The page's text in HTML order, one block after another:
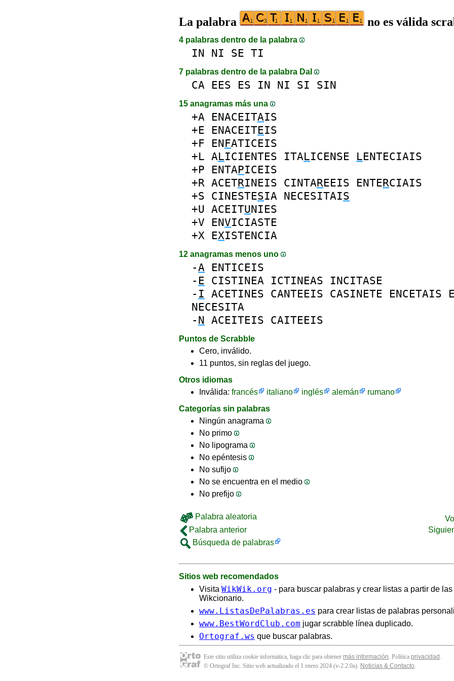
La palabra no es válida
4 palabras dentro de la palabra
IN NI SE TI
7 palabras dentro de la palabra DaI
CA EES ES IN NI SI SIN
15 anagramas más una
+A ENACEITAIS
+E ENACEITEIS
+F ENFATICEIS
+L ALICIENTES ITALICENSE LENTECIAIS
+P ENTAPICEIS
+R ACETRINEIS CINTAREEIS ENTERCIAIS
+S CINESTESIA NECESITAIS
+U ACEITUNIES
+V ENVICIASTE
+X EXISTENCIA
12 anagramas menos uno
-A ENTICEIS
- E CISTINEA ICTINEAS
INCITASE
- I ACETINES CANTEEIS CASINETE ENCETAIS
NECESITA
- N ACEITEIS CAITEEIS
Puntos de Scrabble
Cero, inválido.
11 puntos, sin reglas del juego.
Otros idiomas
Inválida: francés italiano inglés alemán
rumano
Categorías sin palabras
Ningún anagrama
No primo
No lipograma
No epéntesis
No sufijo
No se encuentra en el medio
No prefijo
Palabra aleatoria
Palabra anterior
Búsqueda de palabras
Sitios web recomendados
Visita WikWik.org - para buscar palabras y crear listas a partir de
Wikcionario.
www.ListasDePalabras.es para crear listas de palabras
www.BestWordClub.com jugar scrabble línea duplicado.
Ortograf.ws que buscar palabras.
Este sitio utiliza cookie informática, haga clic para obtener más información. Política privacidad .
© Ortograf Inc. Sitio web actualizado el 1 enero 2024 (v-2.2.0a). Noticias & Contacto.